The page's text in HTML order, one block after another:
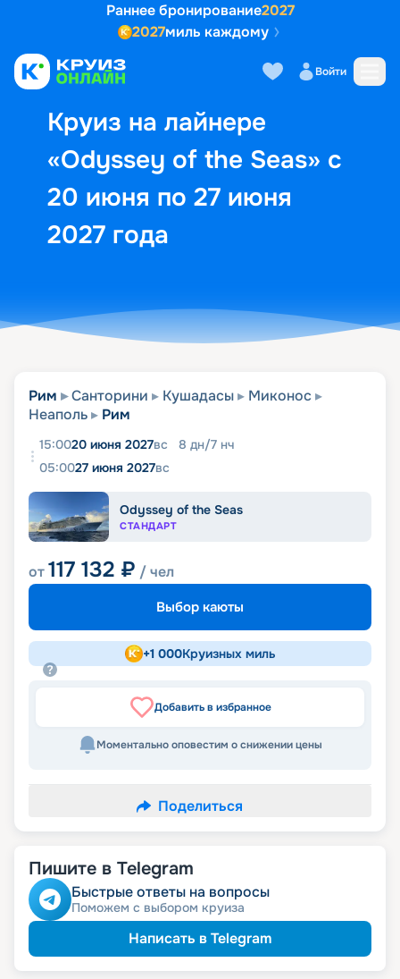
Раннее бронирование2027
2027миль каждому
Войти
Круиз на лайнере
«Odyssey of the Seas» с
20 июня по 27 июня
2027 года
Выбор кают Маршрут и
Рим Санторини Кушадасы
Миконос
Неаполь
Рим
15:0020 июня 2027вс 8 дн/7 нч
05:0027 июня 2027вс
Odyssey of the Seas
СТАНДАРТ
от117 132 ₽ / чел
Выбор каюты
+1 000Круизных миль
Добавить в избранное
Моментально оповестим о снижении цены
Поделиться
Пишите в Telegram
Быстрые ответы на вопросы
Поможем с выбором круиза
Написать в Telegram